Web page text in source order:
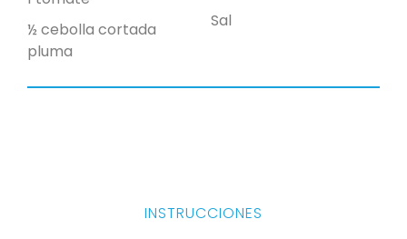
½ cebolla cortada
pluma
Sal
INSTRUCCIONES